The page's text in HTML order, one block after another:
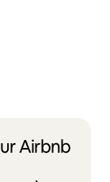
Airbnb